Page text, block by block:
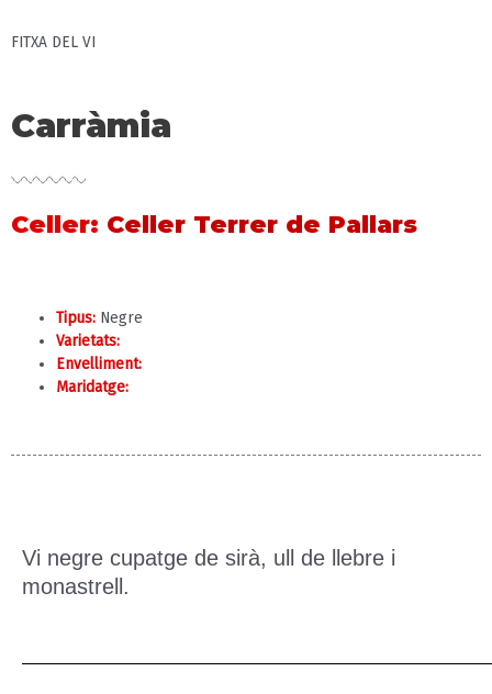
FITXA DEL VI
Carràmia
Celler: Celler Terrer de Pallars
Tipus: Negre
Varietats:
Envelliment:
Maridatge:
Vi negre cupatge de sirà, ull de llebre i
monastrell.